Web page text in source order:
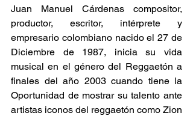
Juan Manuel Cárdenas compositor,
productor, escritor, intérprete y
empresario colombiano nacido el 27 de
Diciembre de 1987, inicia su vida
musical en el género del Reggaetón a
finales del año 2003 cuando tiene la
Oportunidad de mostrar su talento ante
artistas iconos del reggaetón como Zion